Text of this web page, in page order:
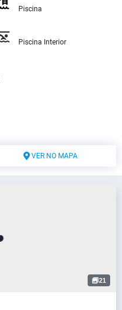
Piscina
Piscina Interior
VER NO MAPA
21